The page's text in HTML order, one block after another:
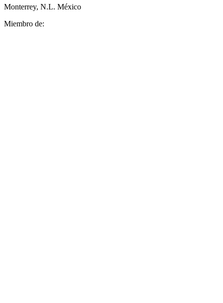
Monterrey, N.L. México
Miembro de: